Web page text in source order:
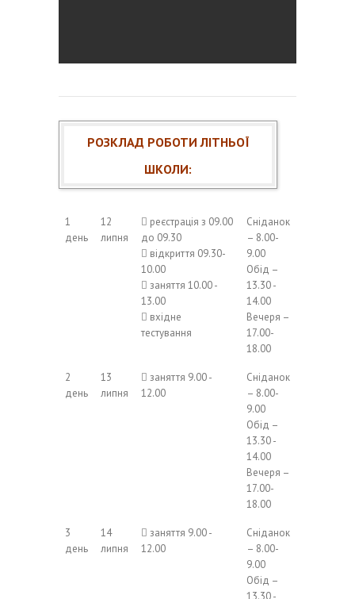
РОЗКЛАД РОБОТИ ЛІТНЬОЇ
ШКОЛИ:
1
день
12
липня
 реєстрація з 09.00
до 09.30
 відкриття 09.30-
10.00
 заняття 10.00 -
13.00
 вхідне
тестування
Сніданок
– 8.00-
9.00
Обід –
13.30 -
14.00
Вечеря –
17.00-
18.00
2
день
13
липня
 заняття 9.00 -
12.00
Сніданок
– 8.00-
9.00
Обід –
13.30 -
14.00
Вечеря –
17.00-
18.00
3
день
14
липня
 заняття 9.00 -
12.00
Сніданок
– 8.00-
9.00
Обід –